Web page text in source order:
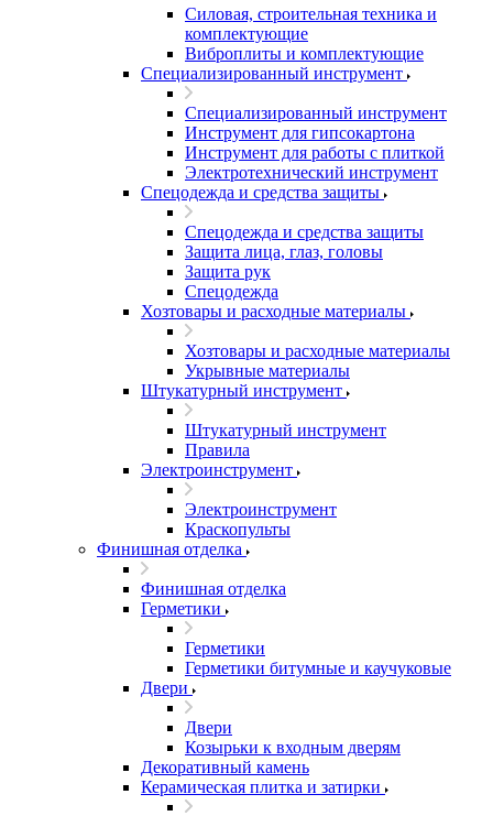
Силовая, строительная техника и
комплектующие
Виброплиты и комплектующие
Специализированный инструмент
Специализированный инструмент
Инструмент для гипсокартона
Инструмент для работы с плиткой
Электротехнический инструмент
Спецодежда и средства защиты
Спецодежда и средства защиты
Защита лица, глаз, головы
Защита рук
Спецодежда
Хозтовары и расходные материалы
Хозтовары и расходные материалы
Укрывные материалы
Штукатурный инструмент
Штукатурный инструмент
Правила
Электроинструмент
Электроинструмент
Краскопульты
Финишная отделка
Финишная отделка
Герметики
Герметики
Герметики битумные и каучуковые
Двери
Двери
Козырьки к входным дверям
Декоративный камень
Керамическая плитка и затирки